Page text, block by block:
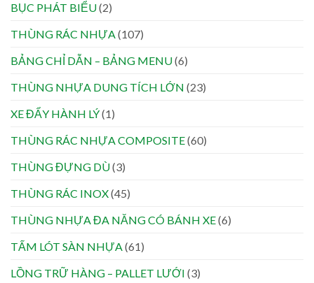
BỤC PHÁT BIỂU(2)
THÙNG RÁC NHỰA(107)
BẢNG CHỈ DẪN – BẢNG MENU(6)
THÙNG NHỰA DUNG TÍCH LỚN (23)
XE ĐẨY HÀNH LÝ(1)
THÙNG RÁC NHỰA COMPOSITE(60)
THÙNG ĐỰNG DÙ(3)
THÙNG RÁC INOX(45)
THÙNG NHỰA ĐA NĂNG CÓ BÁNH XE(6)
TẤM LÓT SÀN NHỰA(61)
LỒNG TRỮ HÀNG – PALLET LƯỚI (3)